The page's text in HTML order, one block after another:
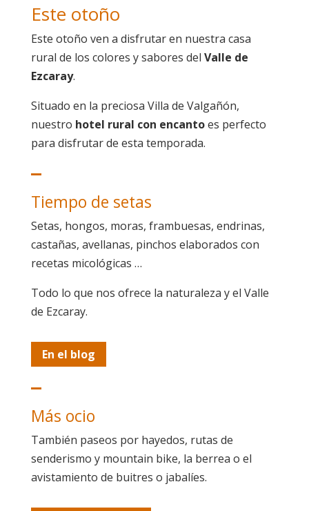
Este otoño
Este otoño ven a disfrutar en nuestra casa
rural de los colores y sabores del Valle de
Ezcaray.
Situado en la preciosa Villa de Valgañón,
nuestro hotel rural con encantoes perfecto
para disfrutar de esta temporada.
Tiempo de setas
Setas, hongos, moras, frambuesas, endrinas,
castañas, avellanas, pinchos elaborados con
recetas micológicas …
Todo lo que nos ofrece la naturaleza y el Valle
de Ezcaray.
En el blog
Más ocio
También paseos por hayedos, rutas de
senderismo y mountain bike, la berrea o el
avistamiento de buitres o jabalíes.